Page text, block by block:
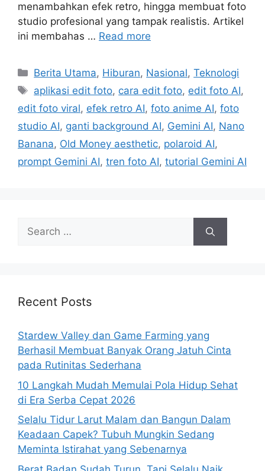
menambahkan efek retro, hingga membuat foto
studio profesional yang tampak realistis. Artikel
ini membahas … Read more
Categories
Berita Utama, Hiburan, Nasional,Teknologi
Tags
aplikasi edit foto, cara edit foto, edit foto AI,
edit foto viral, efek retro AI, foto anime AI, foto
studio AI, ganti background AI, Gemini AI, Nano
Banana, Old Money aesthetic, polaroid AI,
prompt Gemini AI, tren foto AI, tutorial Gemini AI
Search
for:
Recent Posts
Stardew Valley dan Game Farming yang
Berhasil Membuat Banyak Orang Jatuh Cinta
pada Rutinitas Sederhana
10 Langkah Mudah Memulai Pola Hidup Sehat
di Era Serba Cepat 2026
Selalu Tidur Larut Malam dan Bangun Dalam
Keadaan Capek? Tubuh Mungkin Sedang
Meminta Istirahat yang Sebenarnya